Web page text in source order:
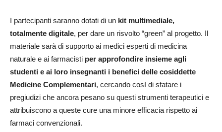
I partecipanti saranno dotati di un kit multimediale,
totalmente digitale, per dare un risvolto “green” al progetto. Il
materiale sarà di supporto ai medici esperti di medicina
naturale e ai farmacisti per approfondire insieme agli
studenti e ai loro insegnanti i benefici delle cosiddette
Medicine Complementari, cercando così di sfatare i
pregiudizi che ancora pesano su questi strumenti terapeutici e
attribuiscono a queste cure una minore efficacia rispetto ai
farmaci convenzionali.